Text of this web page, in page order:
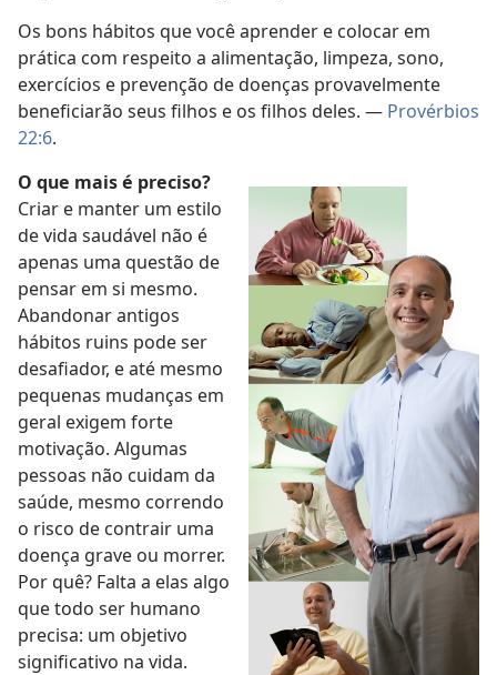
Os bons hábitos que você aprender e colocar em
prática com respeito a alimentação, limpeza, sono,
exercícios e prevenção de doenças provavelmente
beneficiarão seus filhos e os filhos deles. — Provérbios
22:6.
O que mais é preciso?
Criar e manter um estilo
de vida saudável não é
apenas uma questão de
pensar em si mesmo.
Abandonar antigos
hábitos ruins pode ser
desafiador, e até mesmo
pequenas mudanças em
geral exigem forte
motivação. Algumas
pessoas não cuidam da
saúde, mesmo correndo
o risco de contrair uma
doença grave ou morrer.
Por quê? Falta a elas algo
que todo ser humano
precisa: um objetivo
significativo na vida.